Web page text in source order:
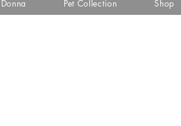
Pet Collection Shop